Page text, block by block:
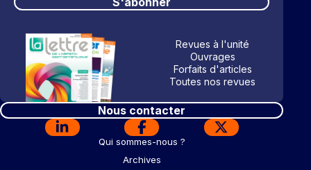
Revues à l'unité
Ouvrages
Forfaits d'articles
Toutes nos revues
Nous contacter
Qui sommes-nous ?
Archives